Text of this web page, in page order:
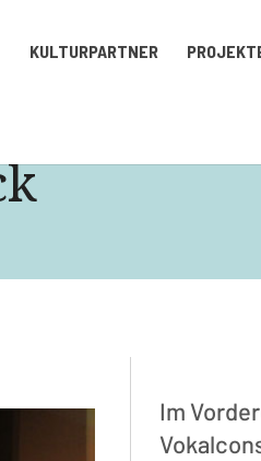
KULTURPARTNER
Im